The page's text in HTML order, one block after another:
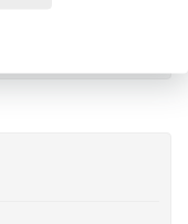
ideálním
esenciálních
ve vodě.
/ 1 kg